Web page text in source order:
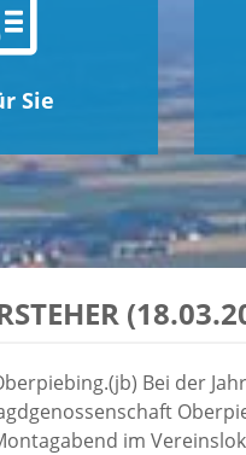
Sie
Bei der
im